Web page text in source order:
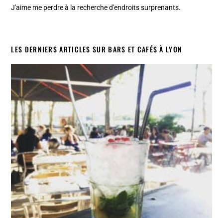
J'aime me perdre à la recherche d'endroits surprenants.
LES DERNIERS ARTICLES SUR BARS ET CAFÉS À LYON